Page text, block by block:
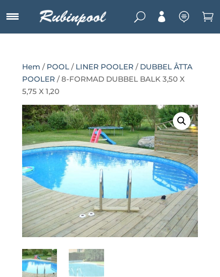
U   
Hem / POOL/ LINER POOLER / DUBBEL ÅTTA
POOLER / 8-FORMAD DUBBEL BALK 3,50 X
5,75 X 1,20